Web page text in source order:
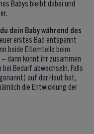
Babys bleibt dabei und
dein Baby während des
erstes Bad entspannt
beide Elternteile beim
dann könnt ihr zusammen
Bedarf abwechseln. Falls
auf der Haut hat,
die Entwicklung der